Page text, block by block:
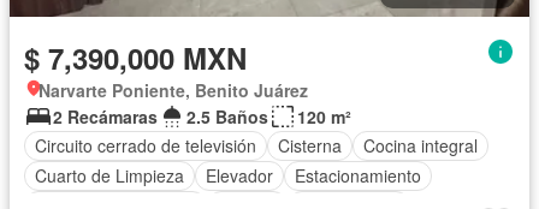
$ 7,390,000 MXN
Narvarte Poniente, Benito Juárez
2 Recámaras
2.5 Baños
120 m²
Circuito cerrado de televisión
Cisterna
Cocina integral
Cuarto de Limpieza
Elevador
Estacionamiento